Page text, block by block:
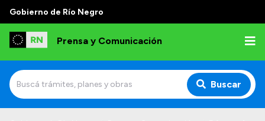
Gobierno de Río Negro
Prensa y Comunicación
Buscar